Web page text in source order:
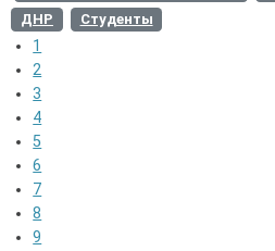
ДНР
Студенты
1
2
3
4
5
6
7
8
9